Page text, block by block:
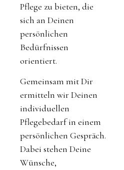
Pflege zu bieten, die
sich an Deinen
persönlichen
Bedürfnissen
orientiert.
Gemeinsam mit Dir
ermitteln wir Deinen
individuellen
Pflegebedarf in einem
persönlichen Gespräch.
Dabei stehen Deine
Wünsche,